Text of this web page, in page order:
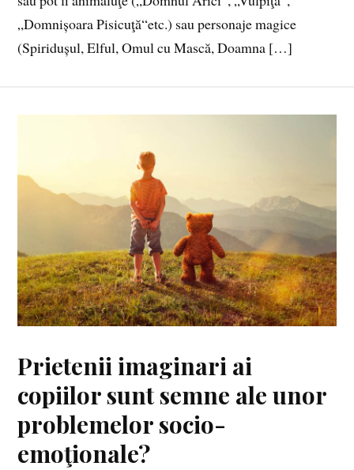
„Domnișoara Pisicuţă“etc.) sau personaje magice
(Spiridușul, Elful, Omul cu Mască, Doamna […]
Prietenii imaginari ai
copiilor sunt semne ale unor
problemelor socio-
emoţionale?